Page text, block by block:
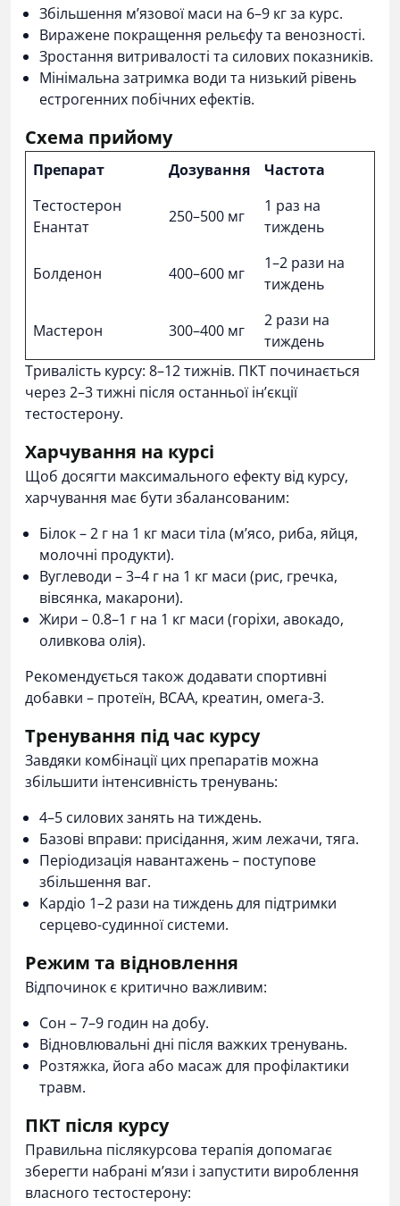
Збільшення м’язової маси на 6–9 кг за курс.
Виражене покращення рельєфу та венозності.
Зростання витривалості та силових показників.
Мінімальна затримка води та низький рівень
естрогенних побічних ефектів.
Схема прийому
Препарат Дозування
Частота
Тестостерон
Енантат
250–500 мг
1 раз на
тиждень
Болденон 400–600 мг
1–2 рази на
тиждень
Мастерон 300–400 мг
2 рази на
тиждень
Тривалість курсу: 8–12 тижнів. ПКТ починається
через 2–3 тижні після останньої ін’єкції
тестостерону.
Харчування на курсі
Щоб досягти максимального ефекту від курсу,
харчування має бути збалансованим:
Білок – 2 г на 1 кг маси тіла (м’ясо, риба, яйця,
молочні продукти).
Вуглеводи – 3–4 г на 1 кг маси (рис, гречка,
вівсянка, макарони).
Жири – 0.8–1 г на 1 кг маси (горіхи, авокадо,
оливкова олія).
Рекомендується також додавати спортивні
добавки – протеїн, BCAA, креатин, омега-3.
Тренування під час курсу
Завдяки комбінації цих препаратів можна
збільшити інтенсивність тренувань:
4–5 силових занять на тиждень.
Базові вправи: присідання, жим лежачи, тяга.
Періодизація навантажень – поступове
збільшення ваг.
Кардіо 1–2 рази на тиждень для підтримки
серцево-судинної системи.
Режим та відновлення
Відпочинок є критично важливим:
Сон – 7–9 годин на добу.
Відновлювальні дні після важких тренувань.
Розтяжка, йога або масаж для профілактики
травм.
ПКТ після курсу
Правильна післякурсова терапія допомагає
зберегти набрані м’язи і запустити вироблення
власного тестостерону: